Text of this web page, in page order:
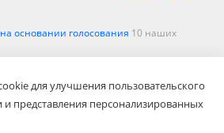
на основании голосования 10 наших
Барановичах, Молодечно,
При заказе в интернет-магазине
всей Беларуси.
для улучшения пользовательского
и представления персонализированных